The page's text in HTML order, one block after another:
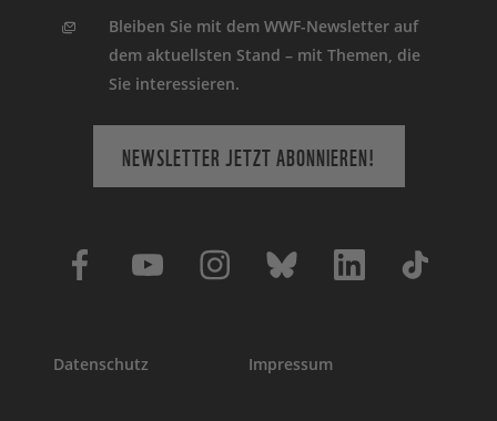
Bleiben Sie mit dem WWF-Newsletter auf
dem aktuellsten Stand – mit Themen, die
Sie interessieren.
NEWSLETTER JETZT ABONNIEREN!
Datenschutz Impressum